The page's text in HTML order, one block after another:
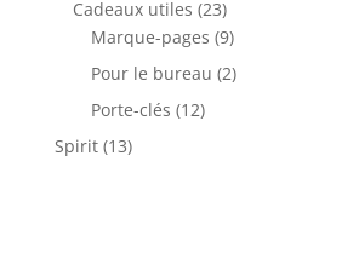
Cadeaux utiles 2323
produits
Marque-pages 99
produits
Pour le bureau 22
Porte-clés 1212
Spirit 1313